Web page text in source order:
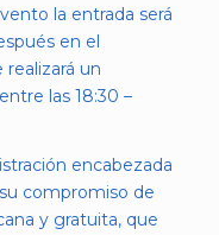
la entrada será
en el
realizará un
las 18:30 –
encabezada
compromiso de
y gratuita, que